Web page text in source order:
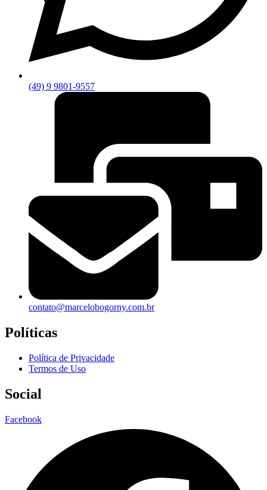
(49) 9 9801-9557
contato@marcelobogorny.com.br
Políticas
Política de Privacidade
Termos de Uso
Social
Facebook